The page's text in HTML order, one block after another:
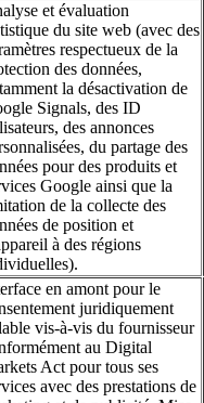
et évaluation
du site web (avec des
respectueux de la
des données,
la désactivation de
Signals, des ID
des annonces
du partage des
pour des produits et
Google ainsi que la
de la collecte des
de position et
à des régions
en amont pour le
juridiquement
vis-à-vis du fournisseur
au Digital
Act pour tous ses
avec des prestations de